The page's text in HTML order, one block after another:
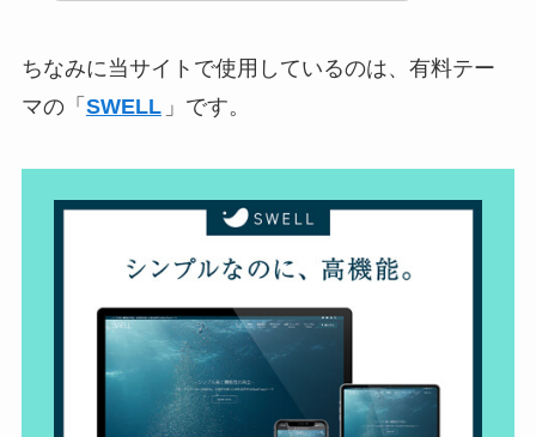
ちなみに当サイトで使用しているのは、有料テー
マの「 SWELL 」です。